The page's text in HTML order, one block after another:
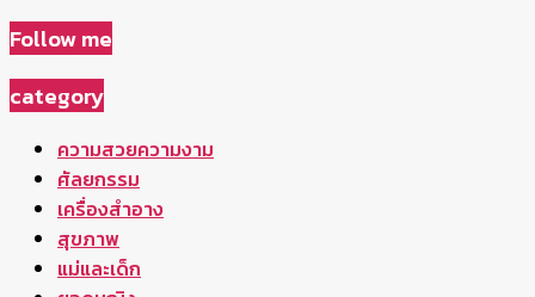
Follow me
category
ความสวยความงาม
ศัลยกรรม
เครื่องสำอาง
สุขภาพ
แม่และเด็ก